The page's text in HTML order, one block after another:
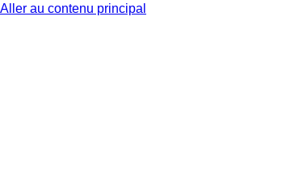
Aller au contenu principal